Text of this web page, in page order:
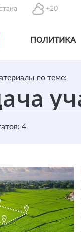
+20
ПОЛИТИКА
по теме:
4